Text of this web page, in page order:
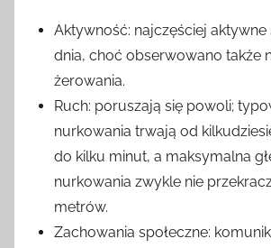
Aktywność: najczęściej aktywne
dnia, choć obserwowano także
żerowania.
Ruch: poruszają się powoli;
nurkowania trwają od
do kilku minut, a maksymalna
nurkowania zwykle nie
metrów.
Zachowania społeczne: